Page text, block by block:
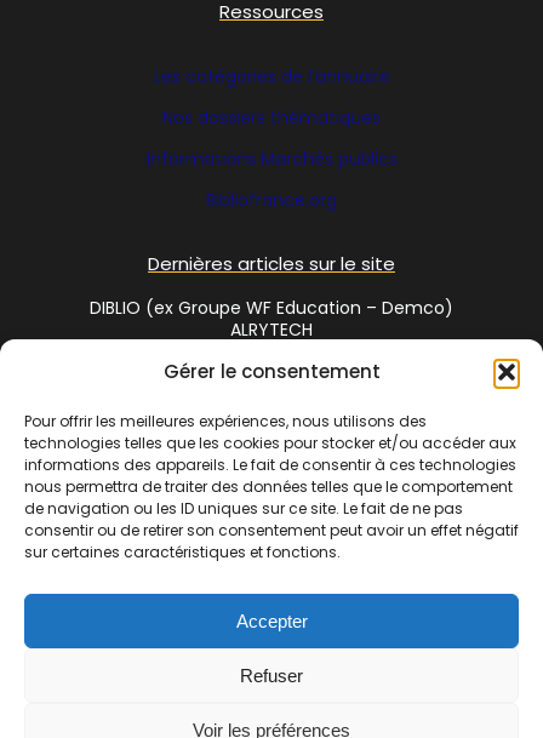
Gérer le consentement
Pour offrir les meilleures expériences, nous utilisons des
technologies telles que les cookies pour stocker et/ou accéder aux
informations des appareils. Le fait de consentir à ces technologies
nous permettra de traiter des données telles que le comportement
de navigation ou les ID uniques sur ce site. Le fait de ne pas
consentir ou de retirer son consentement peut avoir un effet négatif
sur certaines caractéristiques et fonctions.
Accepter
Refuser
Voir les préférences
Ressources
Les catégories de l’annuaire
Nos dossiers thématiques
Informations Marchés publics
Bibliofrance.org
Dernières articles sur le site
DIBLIO (ex Groupe WF Education – Demco)
ALRYTECH
Social Media
Twitter
Cet annuaire est une réalisation deBibliofrance.org, site
coopératif de bibliothécaires | La commercialisation de cet
espace est assuré parwww.bibliosud.org Association Loi 1901
enregistrée sous le RNA N° W342002610 – N° Siret 838 720 191
00017 – Adresse : 1 chemin des gandials 34260 Ceilhes et
Rocozels | Copyright © 2007-2024 Bibliofrance.org. Tous droits